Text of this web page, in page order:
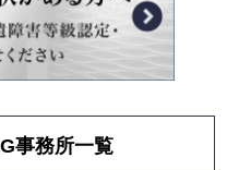
事務所一覧